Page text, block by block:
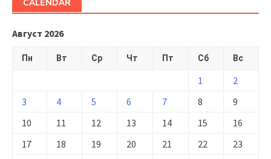
CALENDAR
Август 2026
Пн Вт Ср Чт Пт Сб Вс
1
2
3
4 5 6 7 8
9
10
11 12 13 14 15
16
17
18 19 20 21 22
23